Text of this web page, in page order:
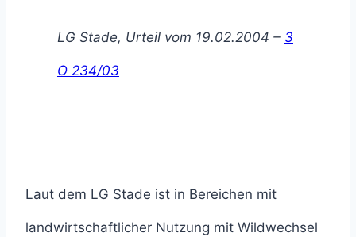
LG Stade, Urteil vom 19.02.2004 – 3
O 234/03
Laut dem LG Stade ist in Bereichen mit
landwirtschaftlicher Nutzung mit Wildwechsel